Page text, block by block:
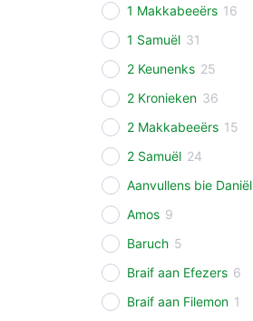
1 Makkabeeërs 16
1 Samuël 31
2 Keunenks 25
2 Kronieken 36
2 Makkabeeërs 15
2 Samuël 24
Aanvullens bie Daniël
Amos 9
Baruch 5
Braif aan Efezers 6
Braif aan Filemon 1